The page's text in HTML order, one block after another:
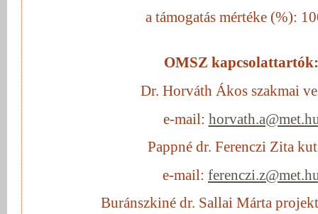
a támogatás mértéke (%):
OMSZ kapcsolattartók:
Dr. Horváth Ákos szakmai
e-mail:
Pappné dr. Ferenczi Zita
e-mail:
Buránszkiné dr. Sallai Márta